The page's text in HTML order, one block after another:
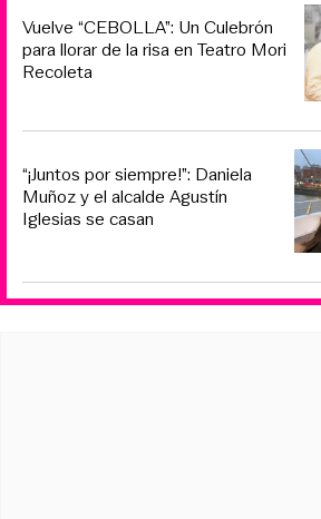
Vuelve “CEBOLLA”: Un Culebrón
para llorar de la risa en Teatro Mori
Recoleta
“¡Juntos por siempre!”: Daniela
Muñoz y el alcalde Agustín
Iglesias se casan